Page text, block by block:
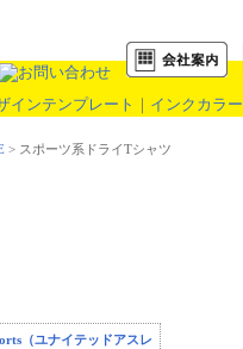
インテンプレート ｜ インクカラー
> スポーツ系ドライTシャツ
（ユナイテッドアスレ